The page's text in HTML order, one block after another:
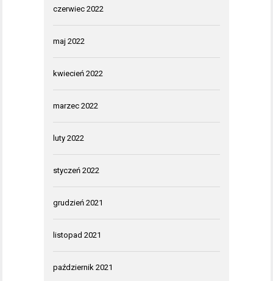
czerwiec 2022
maj 2022
kwiecień 2022
marzec 2022
luty 2022
styczeń 2022
grudzień 2021
listopad 2021
październik 2021